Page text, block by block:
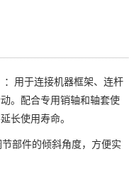
用于连接机器框架、连杆
。配合专用销轴和轴套使
长使用寿命。
部件的倾斜角度，方便实